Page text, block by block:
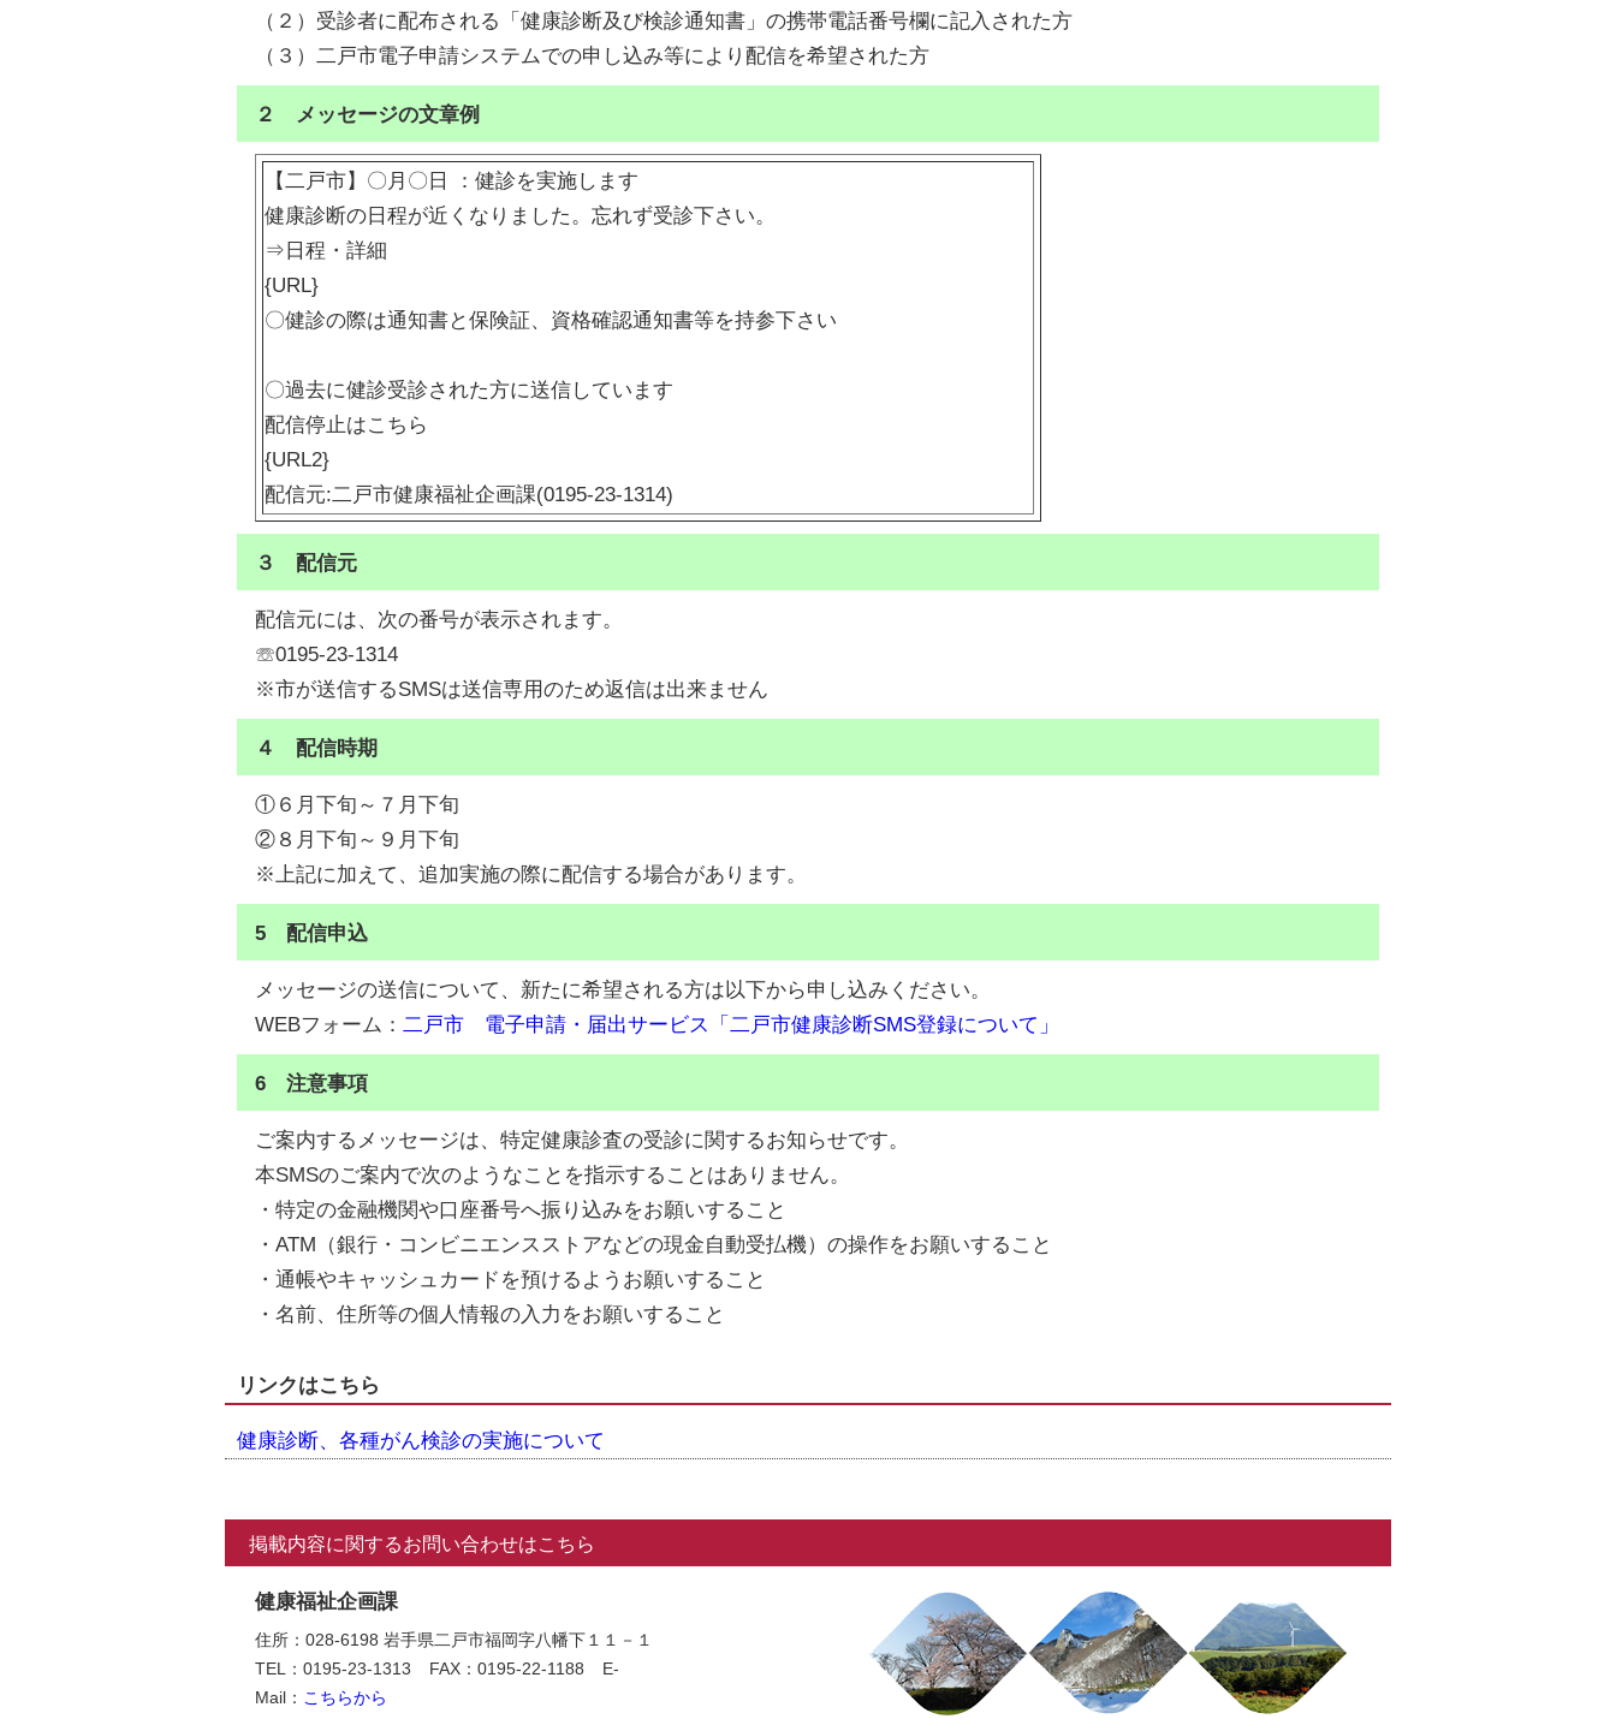
（２）受診者に配布される「健康診断及び検診通知書」の携帯電話番号欄に記入された方
（３）二戸市電子申請システムでの申し込み等により配信を希望された方
２ メッセージの文章例
【二戸市】〇月〇日 ：健診を実施します
健康診断の日程が近くなりました。忘れず受診下さい。
⇒日程・詳細
{URL}
〇健診の際は通知書と保険証、資格確認通知書等を持参下さい
〇過去に健診受診された方に送信しています
配信停止はこちら
{URL2}
配信元:二戸市健康福祉企画課(0195-23-1314)
３ 配信元
配信元には、次の番号が表示されます。
☏0195-23-1314
※市が送信するSMSは送信専用のため返信は出来ません
４ 配信時期
①６月下旬～７月下旬
②８月下旬～９月下旬
※上記に加えて、追加実施の際に配信する場合があります。
5 配信申込
メッセージの送信について、新たに希望される方は以下から申し込みください。
WEBフォーム： 二戸市 電子申請・届出サービス「二戸市健康診断SMS登録について」
6 注意事項
ご案内するメッセージは、特定健康診査の受診に関するお知らせです。
本SMSのご案内で次のようなことを指示することはありません。
・特定の金融機関や口座番号へ振り込みをお願いすること
・ATM（銀行・コンビニエンスストアなどの現金自動受払機）の操作をお願いすること
・通帳やキャッシュカードを預けるようお願いすること
・名前、住所等の個人情報の入力をお願いすること
リンクはこちら
健康診断、各種がん検診の実施について
掲載内容に関するお問い合わせはこちら
健康福祉企画課
住所：028-6198 岩手県二戸市福岡字八幡下１１－１
TEL：0195-23-1313
FAX：0195-22-1188
E-
Mail： こちらから